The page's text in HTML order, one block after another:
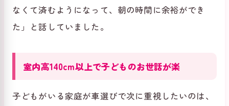
なくて済むようになって、朝の時間に余裕ができ
た」と話していました。
室内高140cm以上で子どものお世話が楽
子どもがいる家庭が車選びで次に重視したいのは、